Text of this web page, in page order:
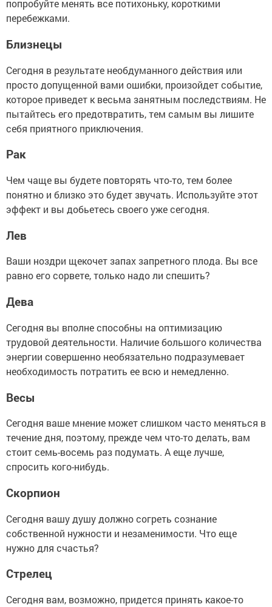
попробуйте менять все потихоньку, короткими
перебежками.
Близнецы
Сегодня в результате необдуманного действия или
просто допущенной вами ошибки, произойдет событие,
которое приведет к весьма занятным последствиям. Не
пытайтесь его предотвратить, тем самым вы лишите
себя приятного приключения.
Рак
Чем чаще вы будете повторять что-то, тем более
понятно и близко это будет звучать. Используйте этот
эффект и вы добьетесь своего уже сегодня.
Лев
Ваши ноздри щекочет запах запретного плода. Вы все
равно его сорвете, только надо ли спешить?
Дева
Сегодня вы вполне способны на оптимизацию
трудовой деятельности. Наличие большого количества
энергии совершенно необязательно подразумевает
необходимость потратить ее всю и немедленно.
Весы
Сегодня ваше мнение может слишком часто меняться в
течение дня, поэтому, прежде чем что-то делать, вам
стоит семь-восемь раз подумать. А еще лучше,
спросить кого-нибудь.
Скорпион
Сегодня вашу душу должно согреть сознание
собственной нужности и незаменимости. Что еще
нужно для счастья?
Стрелец
Сегодня вам, возможно, придется принять какое-то